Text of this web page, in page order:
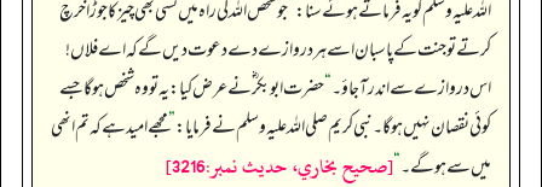
اللہ علیہ وسلم کو یہ فرماتے ہوئے سنا:”جو شخص اللہ کی راہ میں کسی بھی چیز کا جوڑا خرچ
کرتے تو جنت کے پاسبان اسے ہر دروازے دے دعوت دیں گے کہ اے فلاں!
اس دروازے سے اندر آجاؤ۔“حضرت ابوبکر ؓ نے عرض کیا: یہ تو وہ شخص ہوگا جسے
کوئی نقصان نہیں ہوگا۔ نبی کریم صلی اللہ علیہ وسلم نے فرمایا:”مجھے امید ہے کہ تم انھی
میں سے ہوگے۔“[صحيح بخاري، حديث نمبر:3216]